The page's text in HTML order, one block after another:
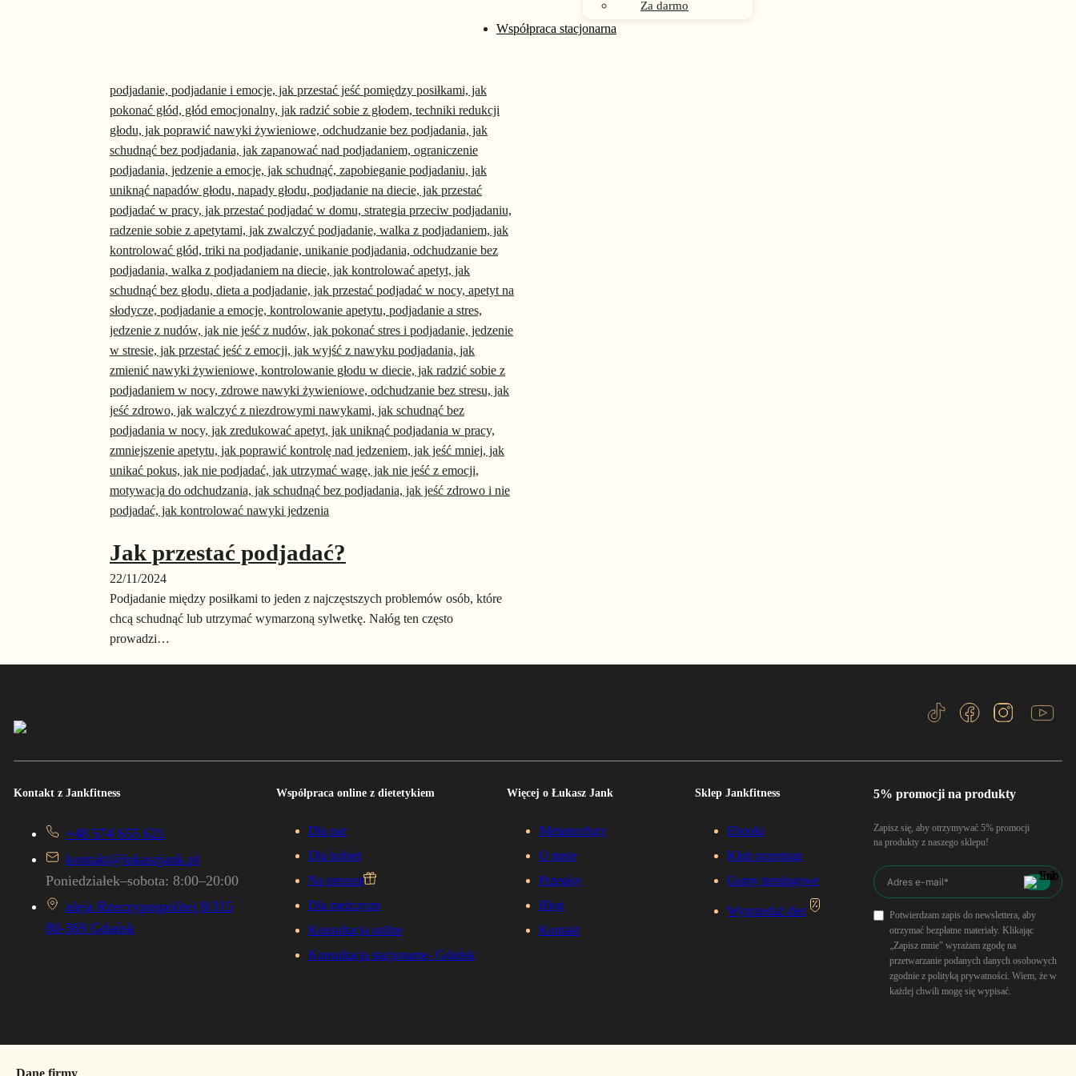
Za darmo
Współpraca stacjonarna
Jak przestać podjadać?
22/11/2024
Podjadanie między posiłkami to jeden z najczęstszych problemów osób, które
chcą schudnąć lub utrzymać wymarzoną sylwetkę. Nałóg ten często
prowadzi…
Kontakt z Jankfitness
+48 574 655 621
kontakt@lukaszjank.pl
Poniedziałek–sobota: 8:00–20:00
aleja Rzeczypospolitej 8/315
80-369 Gdańsk
Współpraca online z dietetykiem
Dla par
Dla kobiet
Na prezent
Dla mężczyzn
Konsultacja online
Konsultacja stacjonarne- Gdańsk
Więcej o Łukasz Jank
Metamorfozy
O mnie
Przepisy
Blog
Kontakt
Sklep Jankfitness
Ebooki
Klub przemian
Gumy treningowe
Wyprzedaż diet
5% promocji na produkty
Zapisz się, aby otrzymywać 5% promocji
na produkty z naszego sklepu!
Potwierdzam zapis do newslettera, aby
otrzymać bezpłatne materiały. Klikając
„Zapisz mnie" wyrażam zgodę na
przetwarzanie podanych danych osobowych
zgodnie z polityką prywatności. Wiem, że w
każdej chwili mogę się wypisać.
Dane firmy